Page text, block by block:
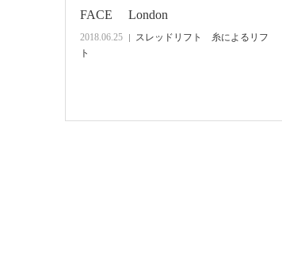
FACE London
2018.06.25
スレッドリフト 糸によるリフ
ト